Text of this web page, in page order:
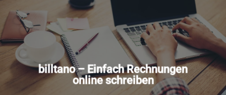
billtano – Einfach Rechnungen
online schreiben